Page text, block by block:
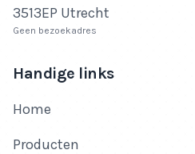
3513EP Utrecht
Geen bezoekadres
Handige links
Home
Producten